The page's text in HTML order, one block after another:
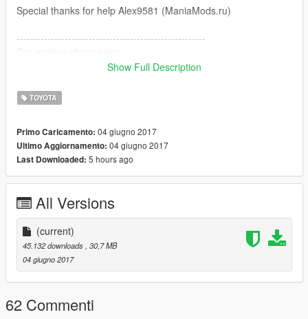
Special thanks for help Alex9581 (ManiaMods.ru)
-------------------------------------------------------
landstalker
landstalker
-------------------------------------------------------
Особенности автомобиля:
Рабочая панель приборов
Подсветка кнопок
Все отрывается и разбивается
Высококачественные текстуры
Show Full Description
TOYOTA
Primo Caricamento: 04 giugno 2017
Ultimo Aggiornamento: 04 giugno 2017
Last Downloaded: 5 hours ago
All Versions
(current)
45.132 downloads , 30,7 MB
04 giugno 2017
62 Commenti